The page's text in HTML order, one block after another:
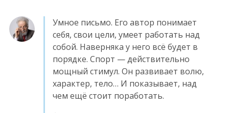
Умное письмо. Его автор понимает
себя, свои цели, умеет работать над
собой. Наверняка у него всё будет в
порядке. Спорт — действительно
мощный стимул. Он развивает волю,
характер, тело… И показывает, над
чем ещё стоит поработать.